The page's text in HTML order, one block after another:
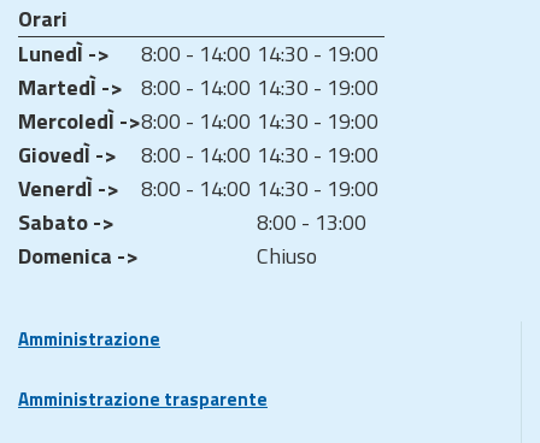
Orari
LunedÌ ->
8:00 - 14:00 14:30 - 19:00
MartedÌ -> 8:00 - 14:00 14:30 - 19:00
MercoledÌ ->8:00 - 14:00 14:30 - 19:00
GiovedÌ ->
8:00 - 14:00 14:30 - 19:00
VenerdÌ ->
8:00 - 14:00 14:30 - 19:00
Sabato ->
8:00 - 13:00
Domenica ->
Chiuso
Amministrazione
Amministrazione trasparente